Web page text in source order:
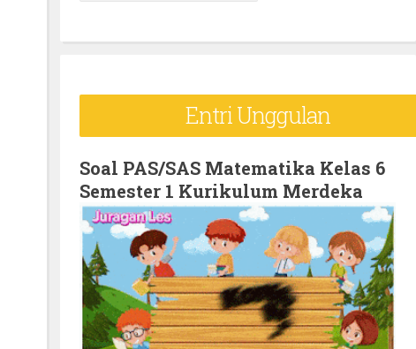
e
f
o
r
:
Entri Unggulan
Soal PAS/SAS Matematika Kelas 6
Semester 1 Kurikulum Merdeka